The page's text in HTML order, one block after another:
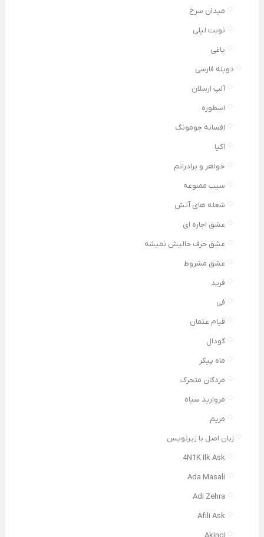
میدان سرخ
نوبت لیلی
یاغی
دوبله فارسی
آلپ ارسلان
اسطوره
افسانه جومونگ
اکیا
خواهر و برادرانم
سیب ممنوعه
شعله های آتش
عشق اجاره ای
عشق حرف حالیش نمیشه
عشق مشروط
فرید
فی
قیام عثمان
گودال
ماه پیکر
مردگان متحرک
مروارید سیاه
مریم
زبان اصل با زیرنویس
4N1K Ilk Ask
Ada Masali
Adi Zehra
Afili Ask